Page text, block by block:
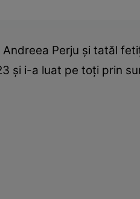
Andreea Perju și tatăl
și i-a luat pe toți prin